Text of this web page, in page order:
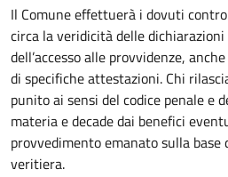
Il Comune effettuerà i dovuti
circa la veridicità delle
dell’accesso alle provvidenze,
di specifiche attestazioni. Chi
punito ai sensi del codice penale e
materia e decade dai benefici
provvedimento emanato sulla base
veritiera.